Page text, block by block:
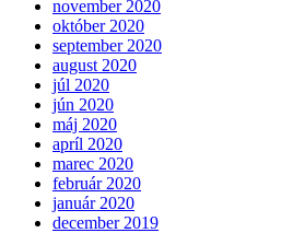
november 2020
október 2020
september 2020
august 2020
júl 2020
jún 2020
máj 2020
apríl 2020
marec 2020
február 2020
január 2020
december 2019